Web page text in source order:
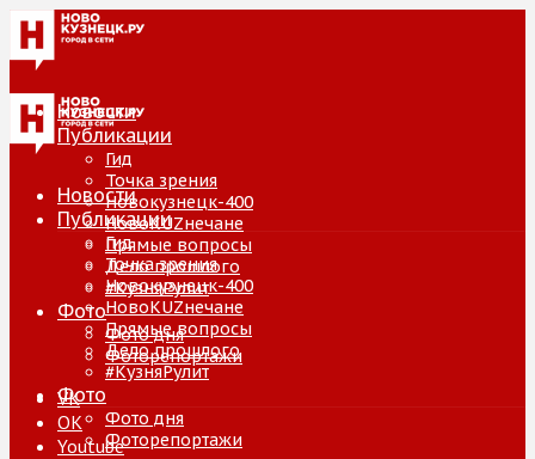
Новости
Публикации
Гид
Точка зрения
Новокузнецк-400
НовоKUZнечане
Прямые вопросы
Дело прошлого
#КузняРулит
Фото
Фото дня
Фоторепортажи
VK
ОК
Youtube
Новости
Публикации
Гид
Точка зрения
Новокузнецк-400
НовоKUZнечане
Прямые вопросы
Дело прошлого
#КузняРулит
Фото
Фото дня
Фоторепортажи